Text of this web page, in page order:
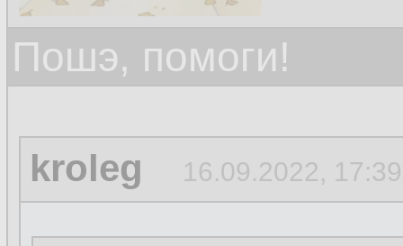
Пошэ, помоги!
kroleg 16.09.2022,